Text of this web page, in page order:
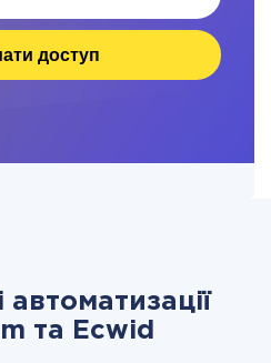
доступ
та Ecwid